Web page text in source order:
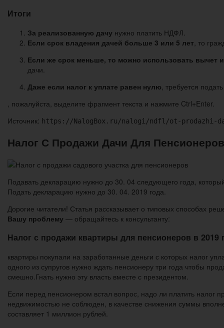
Итоги
За реализованную дачу нужно платить НДФЛ.
Если срок владения дачей больше 3 или 5 лет , то
Если же срок меньше, то можно использовать вычет
дачи.
Даже если налог к уплате равен нулю , требуется
, пожалуйста, выделите фрагмент текста и нажмите Ctrl+Enter.
Источник: https://NalogBox.ru/nalogi/ndfl/ot-prodazhi-
Налог С Продажи Дачи Для
Подавать декларацию нужно до 30. 04 следующего года,
Подать декларацию нужно до 30. 04. 2019 года.
Дорогие читатели! Статья рассказывает о типовых способах
Вашу проблему — обращайтесь к консультанту:
Налог с продажи квартиры для пенсионеров в
квартиры покупали на заработанные деньги с которых налог
одного из супругов нужно ждать пенсионеру три года чтобы
смешно.Гнать нужно эту власть вместе с президентом.
Если перед пенсионером встал вопрос, надо ли платить налог
недвижимостью не соблюден, в качестве снижения суммы
составляет 1 миллион рублей.